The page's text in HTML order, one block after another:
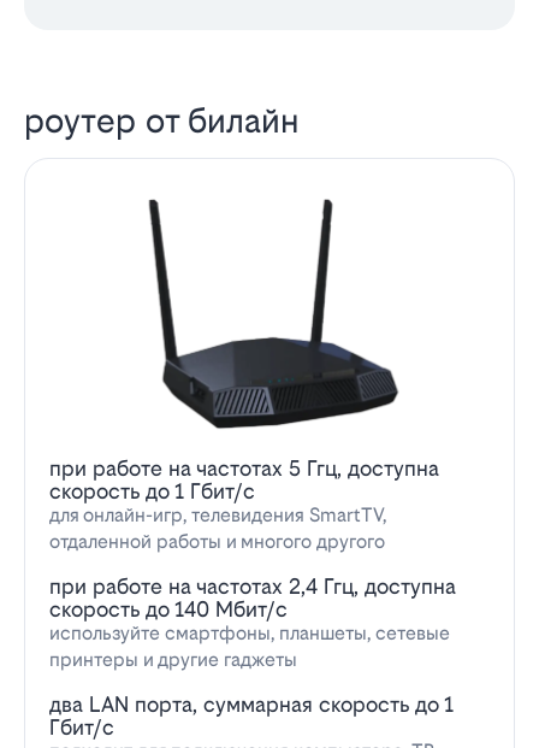
роутер от билайн
при работе на частотах 5 Ггц, доступна
скорость до 1 Гбит/с
для онлайн-игр, телевидения SmartTV,
отдаленной работы и многого другого
при работе на частотах 2,4 Ггц, доступна
скорость до 140 Мбит/с
используйте смартфоны, планшеты, сетевые
принтеры и другие гаджеты
два LAN порта, суммарная скорость до 1
Гбит/с